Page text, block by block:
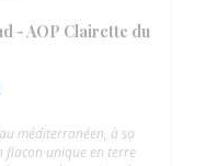
- AOP Clairette du
méditerranéen, à sa
flacon unique en terre